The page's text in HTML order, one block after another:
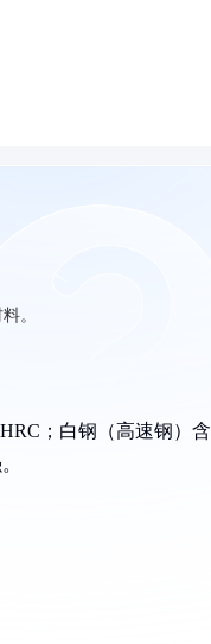
。
；白钢（高速钢）含